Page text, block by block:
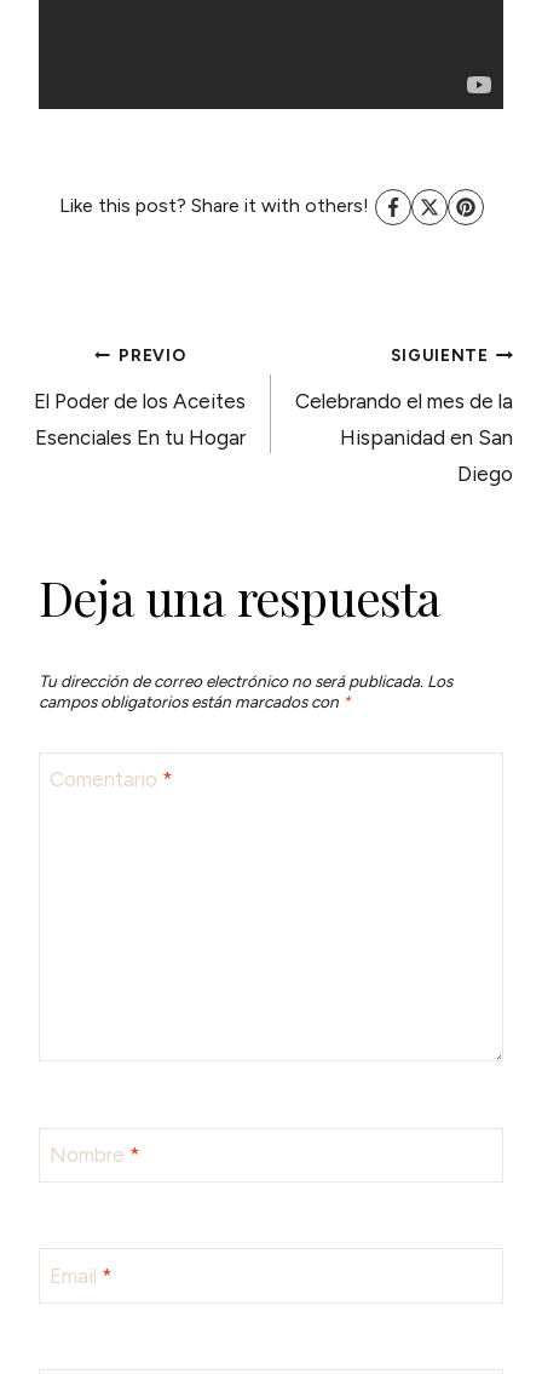
Like this post? Share it with others!
NAVEGACIÓN
DE
PREVIO
El Poder de los Aceites
Esenciales En tu Hogar
SIGUIENTE
Celebrando el mes de la
Hispanidad en San
Diego
Deja una respuesta
Tu dirección de correo electrónico no será publicada. Los
campos obligatorios están marcados con *
Comentario *
Nombre *
Email *